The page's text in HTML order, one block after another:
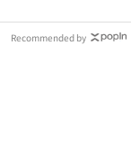
Recommended by